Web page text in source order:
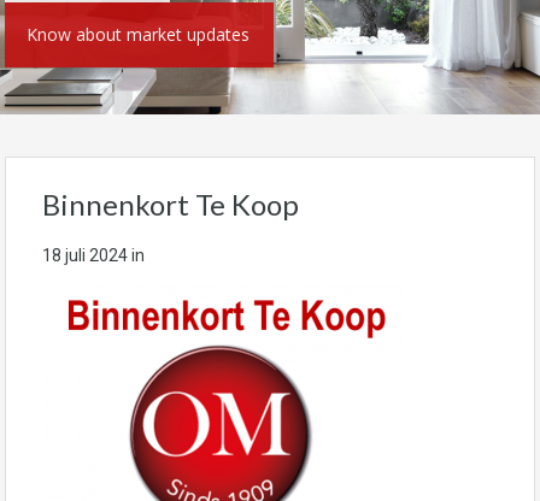
Know about market updates
Binnenkort Te Koop
18 juli 2024in